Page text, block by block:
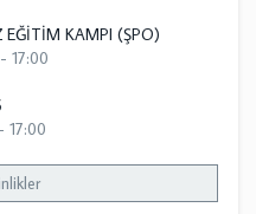
EĞİTİM KAMPI (ŞPO)
17:00
17:00